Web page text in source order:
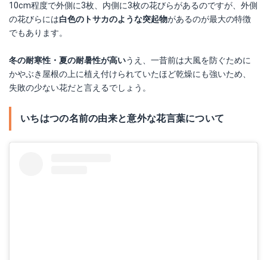
10cm程度で外側に3枚、内側に3枚の花びらがあるのですが、外側
の花びらには白色のトサカのような突起物があるのが最大の特徴
でもあります。
冬の耐寒性・夏の耐暑性が高いうえ、一昔前は大風を防ぐために
かやぶき屋根の上に植え付けられていたほど乾燥にも強いため、
失敗の少ない花だと言えるでしょう。
いちはつの名前の由来と意外な花言葉について